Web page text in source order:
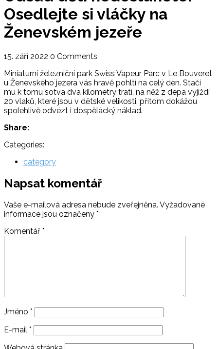
Osedlejte si vláčky na
Ženevském jezeře
15. září 2022 0 Comments
Miniaturní železniční park Swiss Vapeur Parc v Le Bouveret
u Ženevského jezera vás hravě pohltí na celý den. Stačí
mu k tomu sotva dva kilometry tratí, na něž z depa vyjíždí
20 vlaků, které jsou v dětské velikosti, přitom dokážou
spolehlivě odvézt i dospělácký náklad.
Share:
Categories:
category
Napsat komentář
Vaše e-mailová adresa nebude zveřejněna. Vyžadované
informace jsou označeny *
Komentář *
Jméno *
E-mail *